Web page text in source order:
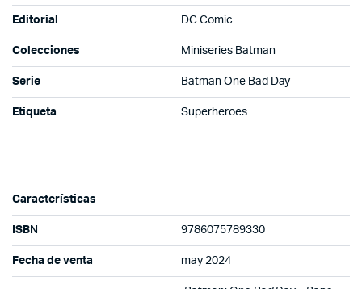
Editorial DC Comic
Colecciones Miniseries Batman
Serie Batman One Bad Day
Etiqueta Superheroes
Características
ISBN 9786075789330
Fecha de venta may 2024